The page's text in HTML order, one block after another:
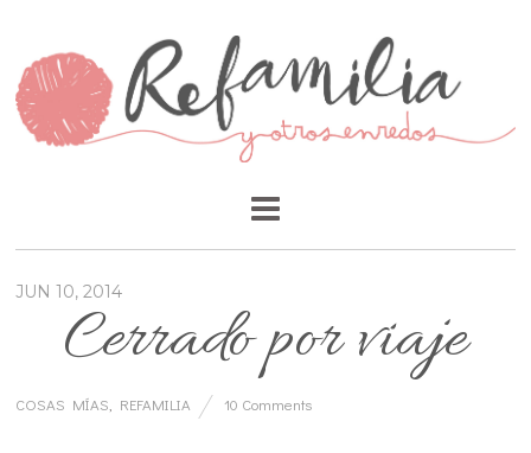
JUN 10, 2014
Cerrado por viaje
COSAS MÍAS REFAMILIA 10 Comments